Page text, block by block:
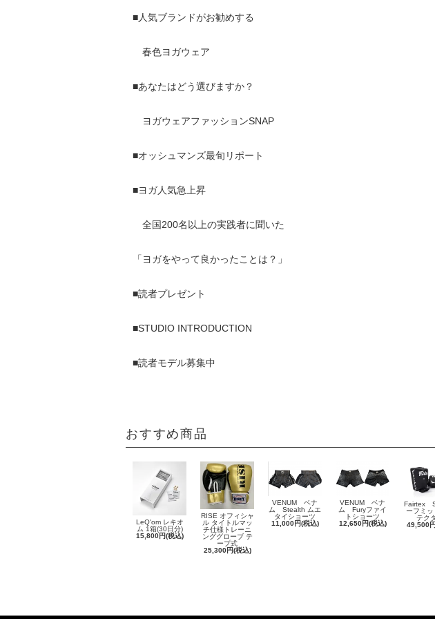
■人気ブランドがお勧めする
春色ヨガウェア
■あなたはどう選びますか？
ヨガウェアファッションSNAP
■オッシュマンズ最旬リポート
■ヨガ人気急上昇
全国200名以上の実践者に聞いた
「ヨガをやって良かったことは？」
■読者プレゼント
■STUDIO INTRODUCTION
■読者モデル募集中
おすすめ商品
LeQ'om レキオ
ム 1箱(30日分)
15,800円(税込)
RISE オフィシャ
ル タイトルマッ
チ仕様トレーニ
ンググローブ テ
ープ式
25,300円(税込)
VENUM ベナ
ム Stealth ムエ
タイショーツ
11,000円(税込)
VENUM ベナ
ム Furyファイ
トショーツ
12,650円(税込)
Fairtex
ーフミッ
テク
49,500